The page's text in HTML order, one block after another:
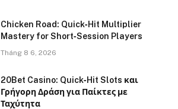
Chicken Road: Quick‑Hit Multiplier
Mastery for Short‑Session Players
Tháng 8 6, 2026
20Bet Casino: Quick‑Hit Slots και
Γρήγορη Δράση για Παίκτες με
Ταχύτητα